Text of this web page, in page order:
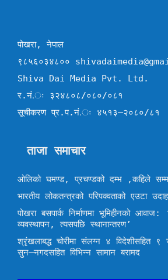
पोखरा, नेपाल
९८५६०३४८००
Shiva Dai Media Pvt. Ltd.
र.नं.ः ३२४८०८/०८०/०८१
सूचीकरण प्र.प.नं.ः ४५१३–२०८०/८१
ताजा समाचार
ओलिको घमण्ड, प्रचण्डको दम्भ ,कहिले
भारतीय लोकतन्त्रको परिपक्वताको एउटा
पोखरा बसपार्क निर्माणमा भूमिहीनको
व्यवस्थापन, त्यसपछि स्थानान्तरण’
श्रृंखलाबद्ध चोरीमा संलग्न ४ विदेशीसहित ९
सुन–नगदसहित विभिन्न सामान बरामद